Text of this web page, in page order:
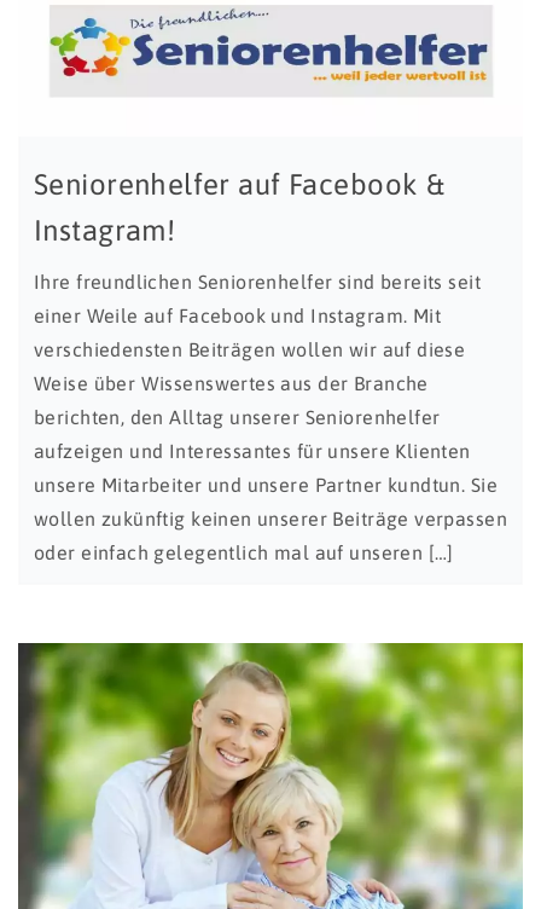
Seniorenhelfer auf Facebook &
Instagram!
Ihre freundlichen Seniorenhelfer sind bereits seit
einer Weile auf Facebook und Instagram. Mit
verschiedensten Beiträgen wollen wir auf diese
Weise über Wissenswertes aus der Branche
berichten, den Alltag unserer Seniorenhelfer
aufzeigen und Interessantes für unsere Klienten
unsere Mitarbeiter und unsere Partner kundtun. Sie
wollen zukünftig keinen unserer Beiträge verpassen
oder einfach gelegentlich mal auf unseren […]